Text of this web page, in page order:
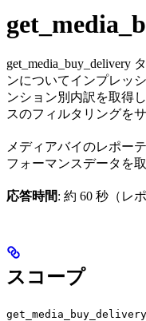
get_media_buy_delivery
ンについてインプレッ
ンション別内訳を取得
スのフィルタリングを
メディアバイのレポー
フォーマンスデータを取
応答時間: 約 60 秒（レ
スコープ
get_media_buy_delivery